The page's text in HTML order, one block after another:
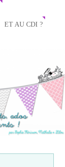
ET AU CDI ?